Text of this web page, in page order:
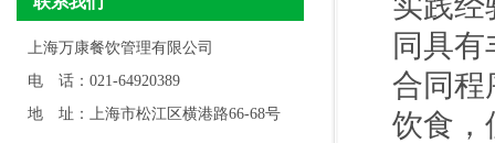
同具
合同程
饮食，
上海万康餐饮管理有限公司
电 话：021-64920389
地 址：上海市松江区横港路66-68号